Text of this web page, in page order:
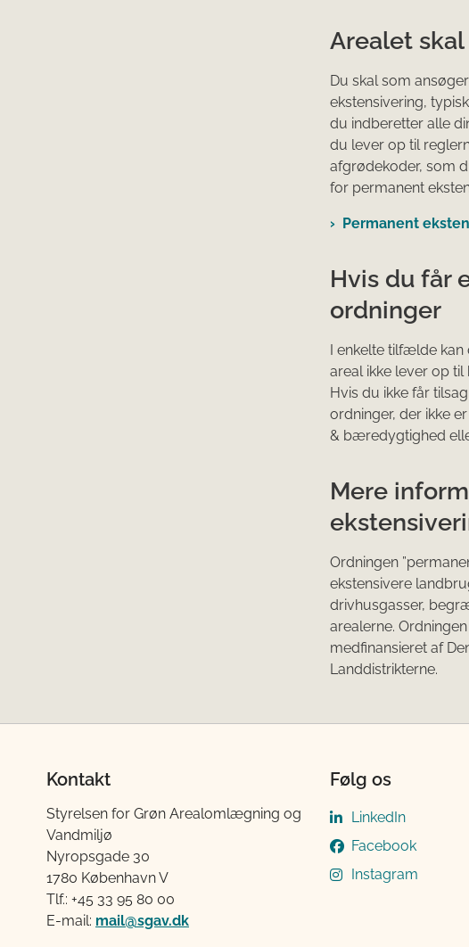
Arealet
Du skal som
ekstensivering,
du indberetter alle
du lever op til
afgrødekoder, som
for permanent
Permanent
Hvis du får
ordninger
I enkelte tilfælde kan
areal ikke lever op til
Hvis du ikke får
ordninger, der ikke
& bæredygtighed
Mere
Ordningen
ekstensivere
drivhusgasser,
arealerne.
medfinansieret af
Landdistrikterne.
Kontakt
Styrelsen for Grøn Arealomlægning og
Vandmiljø
Nyropsgade 30
1780 København V
Tlf.: +45 33 95 80 00
E-mail: mail@sgav.dk
Følg os
LinkedIn
Facebook
Instagram